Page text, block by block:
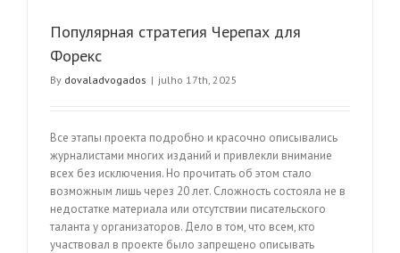
Популярная стратегия Черепах для
Форекс
By dovaladvogados | julho 17th, 2025
Все этапы проекта подробно и красочно описывались
журналистами многих изданий и привлекли внимание
всех без исключения. Но прочитать об этом стало
возможным лишь через 20 лет. Сложность состояла не в
недостатке материала или отсутствии писательского
таланта у организаторов. Дело в том, что всем, кто
участвовал в проекте было запрещено описывать